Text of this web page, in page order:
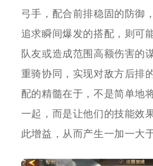
弓手，配合前排稳固的防御
追求瞬间爆发的搭配，则可
队友或造成范围高额伤害的
重骑协同，实现对敌方后排
配的精髓在于，不是简单地
一起，而是让他们的技能效
此增益，从而产生一加一大